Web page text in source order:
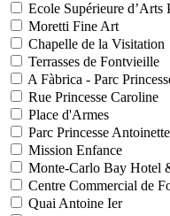
Ecole Supérieure d’Arts
Moretti Fine Art
Chapelle de la Visitation
Terrasses de Fontvieille
A Fàbrica - Parc
Rue Princesse Caroline
Place d'Armes
Parc Princesse Antoinette
Mission Enfance
Monte-Carlo Bay Hotel
Centre Commercial de
Quai Antoine Ier